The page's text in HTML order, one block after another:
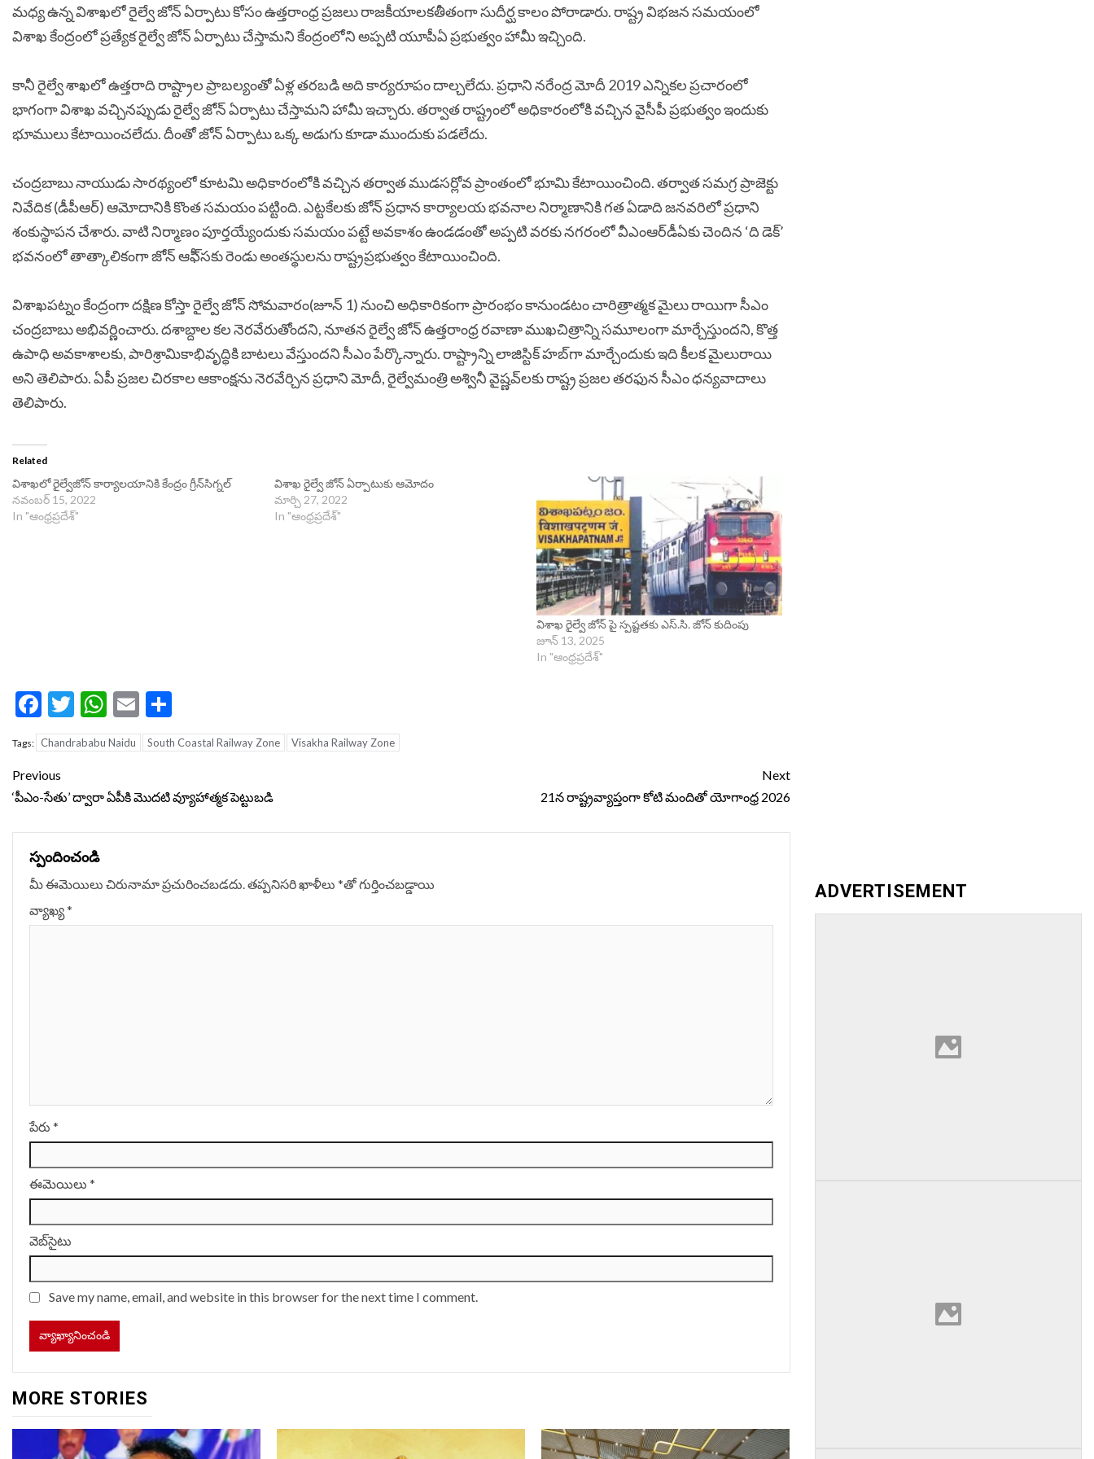
మధ్య ఉన్న విశాఖలో రైల్వే జోన్‌ ఏర్పాటు కోసం ఉత్తరాంధ్ర ప్రజలు రాజకీయాలకతీతంగా సుదీర్ఘ కాలం పోరాడారు. రాష్ట్ర విభజన సమయంలో
విశాఖ కేంద్రంలో ప్రత్యేక రైల్వే జోన్‌ ఏర్పాటు చేస్తామని కేంద్రంలోని అప్పటి యూపీఏ ప్రభుత్వం హామీ ఇచ్చింది.
కానీ రైల్వే శాఖలో ఉత్తరాది రాష్ట్రాల ప్రాబల్యంతో ఏళ్ల తరబడి అది కార్యరూపం దాల్చలేదు. ప్రధాని నరేంద్ర మోదీ 2019 ఎన్నికల ప్రచారంలో
భాగంగా విశాఖ వచ్చినప్పుడు రైల్వే జోన్‌ ఏర్పాటు చేస్తామని హామీ ఇచ్చారు. తర్వాత రాష్ట్రంలో అధికారంలోకి వచ్చిన వైసీపీ ప్రభుత్వం ఇందుకు
భూములు కేటాయించలేదు. దీంతో జోన్‌ ఏర్పాటు ఒక్క అడుగు కూడా ముందుకు పడలేదు.
చంద్రబాబు నాయుడు సారథ్యంలో కూటమి అధికారంలోకి వచ్చిన తర్వాత ముడసర్లోవ ప్రాంతంలో భూమి కేటాయించింది. తర్వాత సమగ్ర ప్రాజెక్టు
నివేదిక (డీపీఆర్‌) ఆమోదానికి కొంత సమయం పట్టింది. ఎట్టకేలకు జోన్‌ ప్రధాన కార్యాలయ భవనాల నిర్మాణానికి గత ఏడాది జనవరిలో ప్రధాని
శంకుస్థాపన చేశారు. వాటి నిర్మాణం పూర్తయ్యేందుకు సమయం పట్టే అవకాశం ఉండడంతో అప్పటి వరకు నగరంలో వీఎంఆర్‌డీఏకు చెందిన ‘ది డెక్‌’
భవనంలో తాత్కాలికంగా జోన్‌ ఆఫీ్‌సకు రెండు అంతస్థులను రాష్ట్రప్రభుత్వం కేటాయించింది.
విశాఖపట్నం కేంద్రంగా దక్షిణ కోస్తా రైల్వే జోన్‌ సోమవారం(జూన్‌ 1) నుంచి అధికారికంగా ప్రారంభం కానుండటం చారిత్రాత్మక మైలు రాయిగా సీఎం
చంద్రబాబు అభివర్ణించారు. దశాబ్దాల కల నెరవేరుతోందని, నూతన రైల్వే జోన్‌ ఉత్తరాంధ్ర రవాణా ముఖచిత్రాన్ని సమూలంగా మార్చేస్తుందని, కొత్త
ఉపాధి అవకాశాలకు, పారిశ్రామికాభివృద్ధికి బాటలు వేస్తుందని సీఎం పేర్కొన్నారు. రాష్ట్రాన్ని లాజిస్టిక్‌ హబ్‌గా మార్చేందుకు ఇది కీలక మైలురాయి
అని తెలిపారు. ఏపీ ప్రజల చిరకాల ఆకాంక్షను నెరవేర్చిన ప్రధాని మోదీ, రైల్వేమంత్రి అశ్వినీ వైష్ణవ్‌లకు రాష్ట్ర ప్రజల తరఫున సీఎం ధన్యవాదాలు
తెలిపారు.
Related
విశాఖలో రైల్వేజోన్‌ కార్యాలయానికి కేంద్రం గ్రీన్‌సిగ్నల్
నవంబర్ 15, 2022
In "ఆంధ్రప్రదేశ్"
విశాఖ రైల్వే జోన్‌ ఏర్పాటుకు ఆమోదం
మార్చి 27, 2022
In "ఆంధ్రప్రదేశ్"
విశాఖ రైల్వే జోన్ పై స్పష్టతకు ఎస్.సి. జోన్ కుదింపు
జూన్ 13, 2025
In "ఆంధ్రప్రదేశ్"
Facebook
Twitter
WhatsApp
Email
Tags: Chandrababu Naidu South Coastal Railway Zone Visakha Railway Zone
Continue
Reading
Previous
‘పీఎం-సేతు’ ద్వారా ఏపీకి మొదటి వ్యూహాత్మక పెట్టుబడి
Next
21న రాష్ట్రవ్యాప్తంగా కోటి మందితో యోగాంధ్ర 2026
స్పందించండి
మీ ఈమెయిలు చిరునామా ప్రచురించబడదు.తప్పనిసరి ఖాళీలు *‌తో గుర్తించబడ్డాయి
వ్యాఖ్య*
పేరు *
ఈమెయిలు *
వెబ్‌సైటు
Save my name, email, and website in this browser for the next time I comment.
MORE STORIES
ADVERTISEMENT